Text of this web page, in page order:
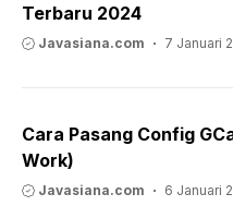
Terbaru 2024
Javasiana.com 7 Januari
Cara Pasang Config
Work)
Javasiana.com 6 Januari